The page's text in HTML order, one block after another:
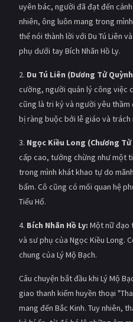
uyên bác, người đã đạt đến
nhiên, ông luôn mang trong
thể nói thành lời với Du Tú Liên
phụ dưới tay Bích Nhãn Hồ Ly.
2. Du Tú Liên (Dương Tử
cường, người quản lý công việc
cũng là tri kỷ và người yêu thầm
bị ràng buộc bởi lễ giáo và trách
3. Ngọc Kiều Long (Chương Tử
cấp cao, tưởng chừng như một
trong mình khát khao tự do
bẩm. Cô cũng có mối quan hệ
Tiểu Hổ.
4. Bích Nhãn Hồ Ly: Một nữ đạo
và sư phụ của Ngọc Kiều Long.
chung của Lý Mộ Bạch.
Câu chuyện bắt đầu khi Lý Mộ
giao thanh kiếm huyền thoại
mang đến Bắc Kinh. Tuy nhiên,